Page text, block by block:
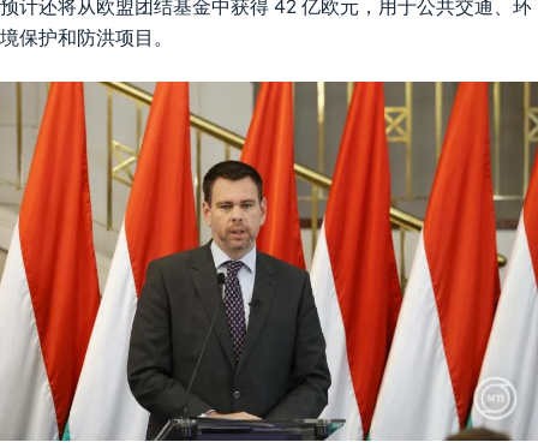
预计还将从欧盟团结基金中获得 42 亿欧元，用于公共交通、环
境保护和防洪项目。